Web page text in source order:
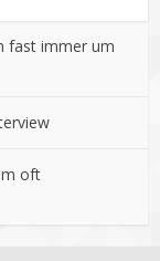
fast immer um
oft